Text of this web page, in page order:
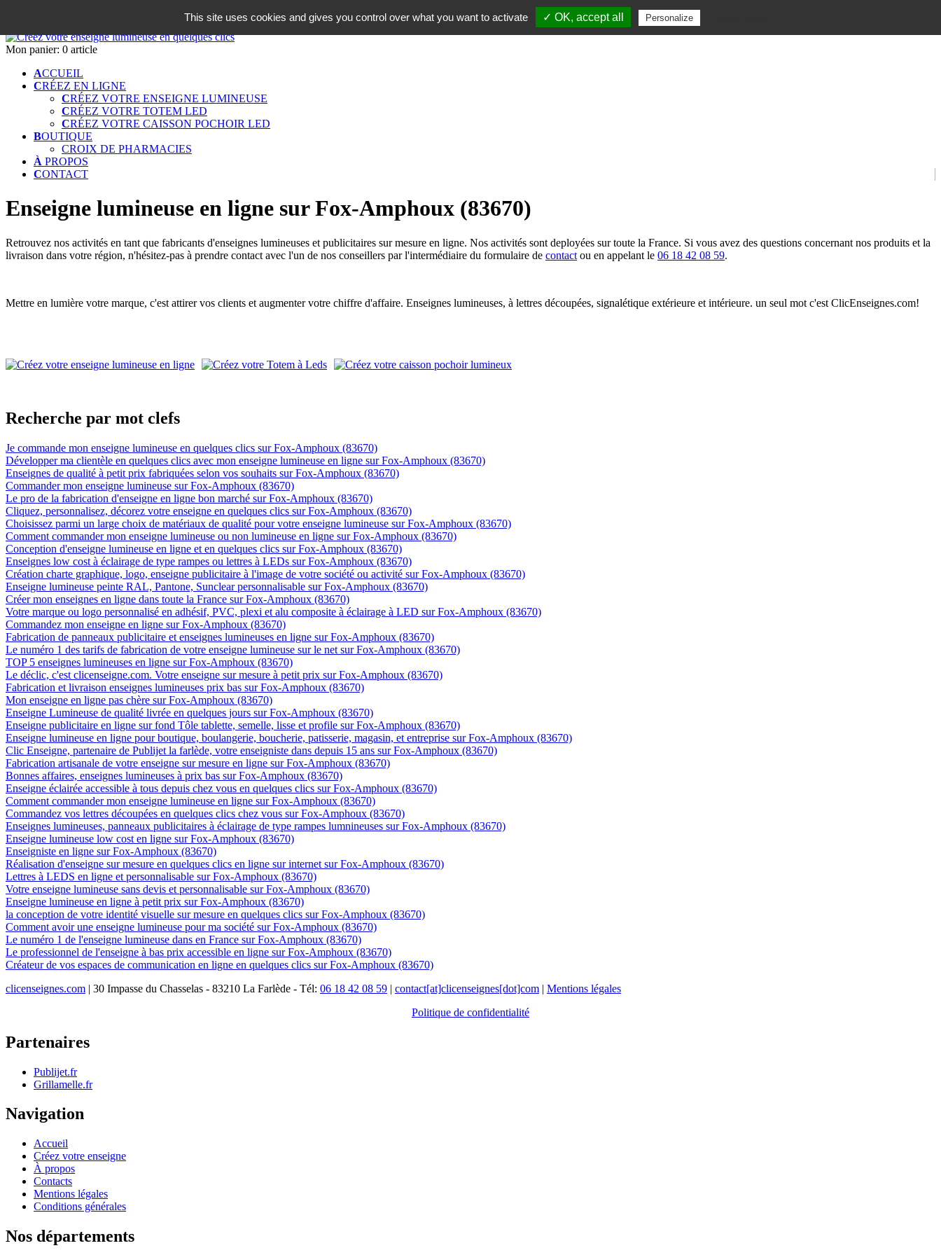
Mon panier: 0 article
ACCUEIL
CRÉEZ EN LIGNE
CRÉEZ VOTRE ENSEIGNE LUMINEUSE
CRÉEZ VOTRE TOTEM LED
CRÉEZ VOTRE CAISSON POCHOIR LED
BOUTIQUE
CROIX DE PHARMACIES
À PROPOS
CONTACT
Enseigne lumineuse en ligne sur Fox-Amphoux (83670)
Retrouvez nos activités en tant que fabricants d'enseignes lumineuses et publicitaires sur mesure en ligne. Nos activités sont deployées sur toute la France. Si vous avez des questions concernant nos produits et la
livraison dans votre région, n'hésitez-pas à prendre contact avec l'un de nos conseillers par l'intermédiaire du formulaire de contact ou en appelant le 06 18 42 08 59.
Mettre en lumière votre marque, c'est attirer vos clients et augmenter votre chiffre d'affaire. Enseignes lumineuses, à lettres découpées, signalétique extérieure et intérieure. un seul mot c'est ClicEnseignes.com!
Recherche par mot clefs
Je commande mon enseigne lumineuse en quelques clics sur Fox-Amphoux (83670)
Développer ma clientèle en quelques clics avec mon enseigne lumineuse en ligne sur Fox-Amphoux (83670)
Enseignes de qualité à petit prix fabriquées selon vos souhaits sur Fox-Amphoux (83670)
Commander mon enseigne lumineuse sur Fox-Amphoux (83670)
Le pro de la fabrication d'enseigne en ligne bon marché sur Fox-Amphoux (83670)
Cliquez, personnalisez, décorez votre enseigne en quelques clics sur Fox-Amphoux (83670)
Choisissez parmi un large choix de matériaux de qualité pour votre enseigne lumineuse sur Fox-Amphoux (83670)
Comment commander mon enseigne lumineuse ou non lumineuse en ligne sur Fox-Amphoux (83670)
Conception d'enseigne lumineuse en ligne et en quelques clics sur Fox-Amphoux (83670)
Enseignes low cost à éclairage de type rampes ou lettres à LEDs sur Fox-Amphoux (83670)
Création charte graphique, logo, enseigne publicitaire à l'image de votre société ou activité sur Fox-Amphoux (83670)
Enseigne lumineuse peinte RAL, Pantone, Sunclear personnalisable sur Fox-Amphoux (83670)
Créer mon enseignes en ligne dans toute la France sur Fox-Amphoux (83670)
Votre marque ou logo personnalisé en adhésif, PVC, plexi et alu composite à éclairage à LED sur Fox-Amphoux (83670)
Commandez mon enseigne en ligne sur Fox-Amphoux (83670)
Fabrication de panneaux publicitaire et enseignes lumineuses en ligne sur Fox-Amphoux (83670)
Le numéro 1 des tarifs de fabrication de votre enseigne lumineuse sur le net sur Fox-Amphoux (83670)
TOP 5 enseignes lumineuses en ligne sur Fox-Amphoux (83670)
Le déclic, c'est clicenseigne.com. Votre enseigne sur mesure à petit prix sur Fox-Amphoux (83670)
Fabrication et livraison enseignes lumineuses prix bas sur Fox-Amphoux (83670)
Mon enseigne en ligne pas chère sur Fox-Amphoux (83670)
Enseigne Lumineuse de qualité livrée en quelques jours sur Fox-Amphoux (83670)
Enseigne publicitaire en ligne sur fond Tôle tablette, semelle, lisse et profile sur Fox-Amphoux (83670)
Enseigne lumineuse en ligne pour boutique, boulangerie, boucherie, patisserie, magasin, et entreprise sur Fox-Amphoux (83670)
Clic Enseigne, partenaire de Publijet la farlède, votre enseigniste dans depuis 15 ans sur Fox-Amphoux (83670)
Fabrication artisanale de votre enseigne sur mesure en ligne sur Fox-Amphoux (83670)
Bonnes affaires, enseignes lumineuses à prix bas sur Fox-Amphoux (83670)
Enseigne éclairée accessible à tous depuis chez vous en quelques clics sur Fox-Amphoux (83670)
Comment commander mon enseigne lumineuse en ligne sur Fox-Amphoux (83670)
Commandez vos lettres découpées en quelques clics chez vous sur Fox-Amphoux (83670)
Enseignes lumineuses, panneaux publicitaires à éclairage de type rampes lumnineuses sur Fox-Amphoux (83670)
Enseigne lumineuse low cost en ligne sur Fox-Amphoux (83670)
Enseigniste en ligne sur Fox-Amphoux (83670)
Réalisation d'enseigne sur mesure en quelques clics en ligne sur internet sur Fox-Amphoux (83670)
Lettres à LEDS en ligne et personnalisable sur Fox-Amphoux (83670)
Votre enseigne lumineuse sans devis et personnalisable sur Fox-Amphoux (83670)
Enseigne lumineuse en ligne à petit prix sur Fox-Amphoux (83670)
la conception de votre identité visuelle sur mesure en quelques clics sur Fox-Amphoux (83670)
Comment avoir une enseigne lumineuse pour ma société sur Fox-Amphoux (83670)
Le numéro 1 de l'enseigne lumineuse dans en France sur Fox-Amphoux (83670)
Le professionnel de l'enseigne à bas prix accessible en ligne sur Fox-Amphoux (83670)
Créateur de vos espaces de communication en ligne en quelques clics sur Fox-Amphoux (83670)
clicenseignes.com | 30 Impasse du Chasselas - 83210 La Farlède - Tél: 06 18 42 08 59 | contact[at]clicenseignes[dot]com | Mentions légales
Politique de confidentialité
Partenaires
Publijet.fr
Grillamelle.fr
Navigation
Accueil
Créez votre enseigne
À propos
Contacts
Mentions légales
Conditions générales
Nos départements
This site uses cookies and gives you control over what you want to activate ✓ OK, accept all Personalize